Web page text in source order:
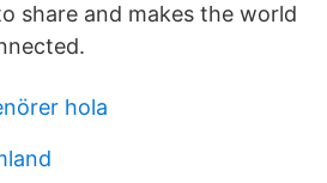
share and makes the world
hola